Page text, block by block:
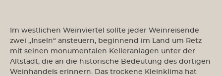
Im westlichen Weinviertel sollte jeder Weinreisende
zwei „Inseln“ ansteuern, beginnend im Land um Retz
mit seinen monumentalen Kelleranlagen unter der
Altstadt, die an die historische Bedeutung des dortigen
Weinhandels erinnern. Das trockene Kleinklima hat